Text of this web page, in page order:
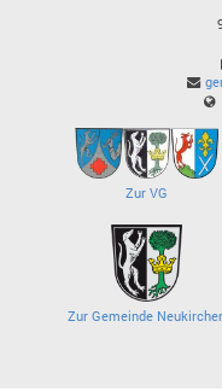
Zur VG
Zur Gemeinde